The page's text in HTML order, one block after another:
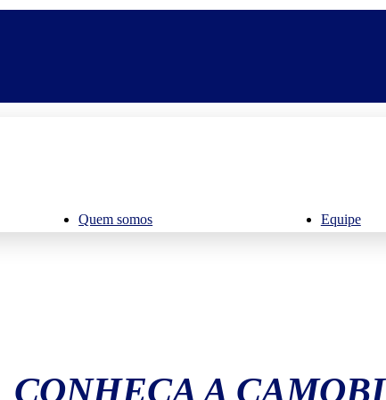
Quem somos Equipe
CONHEÇA A CAMOBI